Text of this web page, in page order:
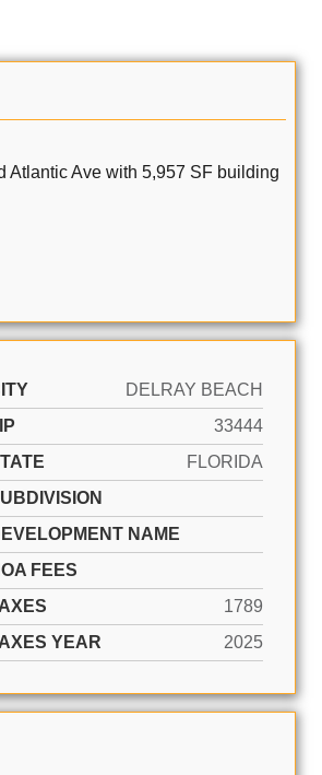
Atlantic Ave with 5,957 SF building
DELRAY BEACH
33444
FLORIDA
NAME
FEES
1789
YEAR
2025